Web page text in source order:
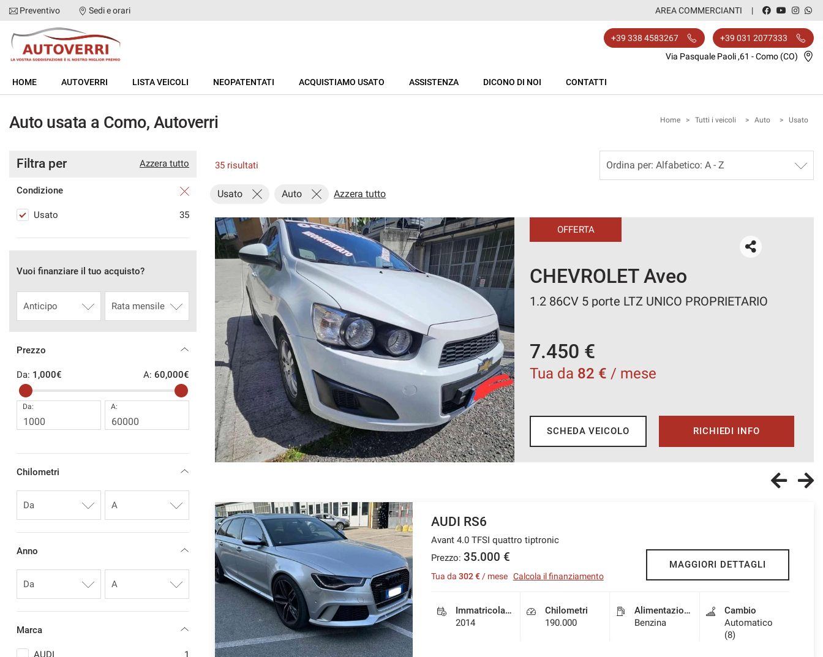
HOME
AUTOVERRI
LISTA VEICOLI
NEOPATENTATI
ACQUISTIAMO USATO
Preventivo Sedi e orari AREA COMMERCIANTI
+39 338 4583267
+39 031 2077333
Via Pasquale Paoli ,61 - Como (CO)
HOME AUTOVERRI LISTA VEICOLI NEOPATENTATI ACQUISTIAMO USATO ASSISTENZA DICONO DI NOI CONTATTI
Auto usata a Como, Autoverri Home > Tutti i veicoli > Auto > Usato
Azzera tutto
Filtra per
Condizione
Usato 35
Vuoi finanziare il tuo acquisto?
Prezzo
Da: 1,000€ A: 60,000€
Da: A:
Chilometri
Anno
Marca
AUDI
1
35 risultati
Usato Auto Azzera tutto
M SPORT VERO! NEOPATENTATO OK! AUTOMATICA
/ mese
RICHIEDI INFO
OFFERTA
CHEVROLET Aveo
1.2 86CV 5 porte LTZ UNICO PROPRIETARIO
7.450 €
Tua da 82 € / mese
SCHEDA VEICOLO RICHIEDI INFO
AUDI RS6
Avant 4.0 TFSI quattro tiptronic
Prezzo: 35.000 €
Tua da 302 €/ mese Calcola il finanziamento
MAGGIORI DETTAGLI
Immatricolazione
2014
Chilometri
190.000
Alimentazione
Benzina
Cambio
Automatico
(8)